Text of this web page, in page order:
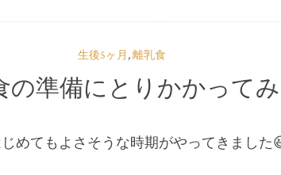
生後5ヶ月 ,離乳食
の準備にとりかかって
めてもよさそうな時期がやってきました